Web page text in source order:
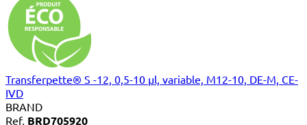
Transferpette® S -12, 0,5-10 µl, variable, M12-10, DE-M, CE-
IVD
BRAND
Ref. BRD705920